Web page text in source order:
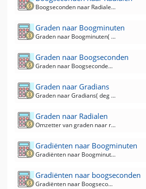
Boogseconden naar Radialen( arcsec naar rad ) Converter
Graden naar Boogminuten
Graden naar Boogminuten( deg naar arcmin ) Converter
Graden naar Boogseconden
Graden naar Boogseconden( deg naar arcsec ) Converter
Graden naar Gradians
Graden naar Gradians( deg naar Grad) Converter
Graden naar Radialen
Omzetter van graden naar radialen( deg naar rad ).
Gradiënten naar Boogminuten
Gradiënten naar Boogminuten( Grad naar arcmin ) Converter
Gradiënten naar boogseconden
Gradiënten naar Boogseconden( Grad naar arcsec ) Converter